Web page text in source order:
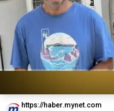
https://haber.mynet.com